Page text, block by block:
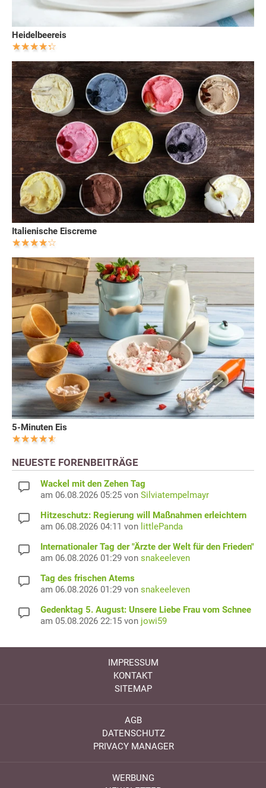
Heidelbeereis
Italienische Eiscreme
5-Minuten Eis
NEUESTE FORENBEITRÄGE
Wackel mit den Zehen Tag
am 06.08.2026 05:25 von Silviatempelmayr
Hitzeschutz: Regierung will Maßnahmen erleichtern
am 06.08.2026 04:11 von littlePanda
Internationaler Tag der "Ärzte der Welt für den Frieden"
am 06.08.2026 01:29 von snakeeleven
Tag des frischen Atems
am 06.08.2026 01:29 von snakeeleven
Gedenktag 5. August: Unsere Liebe Frau vom Schnee
am 05.08.2026 22:15 von jowi59
IMPRESSUM
KONTAKT
SITEMAP
AGB
DATENSCHUTZ
PRIVACY MANAGER
WERBUNG